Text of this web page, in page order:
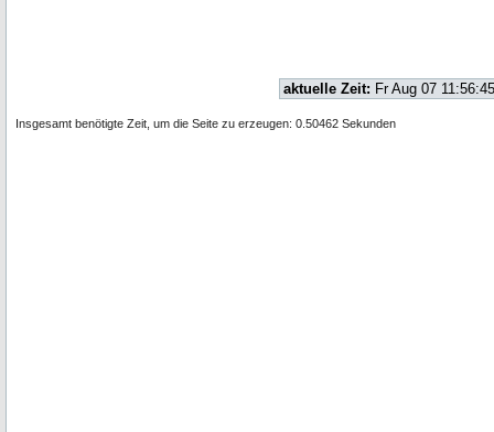
aktuelle Zeit: Fr Aug 07
Insgesamt benötigte Zeit, um die Seite zu erzeugen: 0.50462 Sekunden